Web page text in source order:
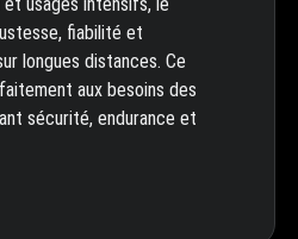
usages intensifs, le
fiabilité et
longues distances. Ce
aux besoins des
sécurité, endurance et